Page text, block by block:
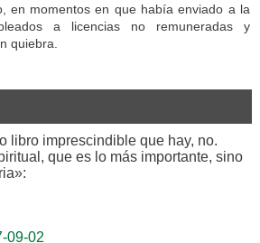
en momentos en que había enviado a la
a licencias no remuneradas y
quiebra.
libro imprescindible que hay, no.
que es lo más importante, sino